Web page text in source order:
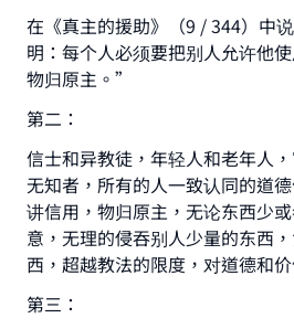
在《真主的援助》（9 / 344）中
明：每个人必须要把别人允许他
物归原主。”
第二：
信士和异教徒，年轻人和老年人
无知者，所有的人一致认同的道
讲信用，物归原主，无论东西少
意，无理的侵吞别人少量的东西
西，超越教法的限度，对道德和
第三：